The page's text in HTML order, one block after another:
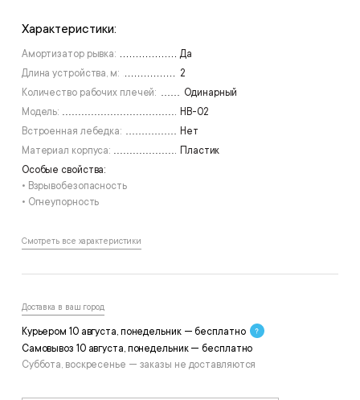
Характеристики:
Амортизатор рывка:
Да
Длина устройства, м:
2
Количество рабочих плечей:
Одинарный
Модель:
НВ-02
Встроенная лебедка:
Нет
Материал корпуса:
Пластик
Особые свойства:
• Взрывобезопасность
• Огнеупорность
Смотреть все характеристики
Доставка в ваш город
Курьером 10 августа, понедельник — бесплатно
Самовывоз 10 августа, понедельник — бесплатно
Суббота, воскресенье — заказы не доставляются